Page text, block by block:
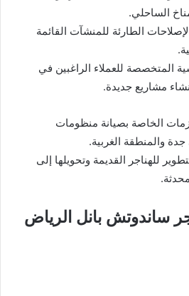
الساحلي.
الطارئة للمنشآت القائمة
المتخصصة للعملاء الراغبين في
مشاريع جديدة.
الخاصة بصيانة منظومات
والمنطقة الغربية.
للهناجر القديمة وتحويلها إلى
ساندوتش بانل الرياض